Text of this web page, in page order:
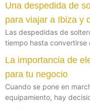
Una despedida de
para viajar a Ibiza y
Las despedidas de
tiempo hasta convertirse
La importancia de
para tu negocio
Cuando se pone en
equipamiento, hay